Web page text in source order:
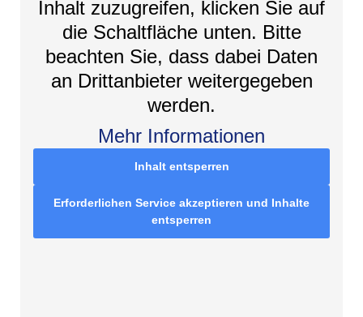
Inhalt zuzugreifen, klicken Sie auf
die Schaltfläche unten. Bitte
beachten Sie, dass dabei Daten
an Drittanbieter weitergegeben
werden.
Mehr Informationen
Inhalt entsperren
Erforderlichen Service akzeptieren und Inhalte
entsperren